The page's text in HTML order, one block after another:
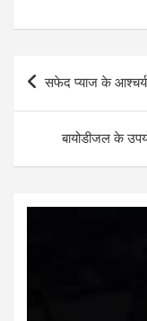
at
A
p
p
ce
b
o
o
k
er
Post
सफेद प्याज के
बायोडीजल के